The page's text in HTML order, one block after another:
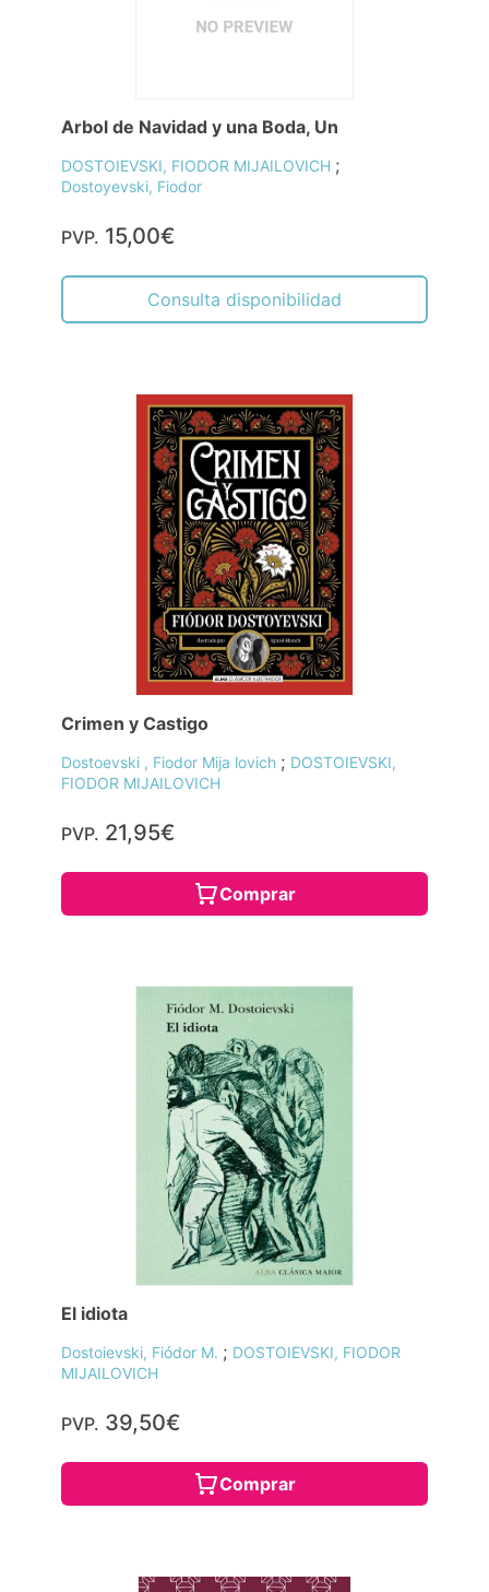
Arbol de Navidad y una Boda, Un
DOSTOIEVSKI, FIODOR MIJAILOVICH ;
Dostoyevski, Fiodor
PVP. 15,00€
Consulta disponibilidad
Crimen y Castigo
Dostoevski , Fiodor Mija lovich ; DOSTOIEVSKI,
FIODOR MIJAILOVICH
PVP. 21,95€
Comprar
El idiota
Dostoievski, Fiódor M. ; DOSTOIEVSKI, FIODOR
MIJAILOVICH
PVP. 39,50€
Comprar